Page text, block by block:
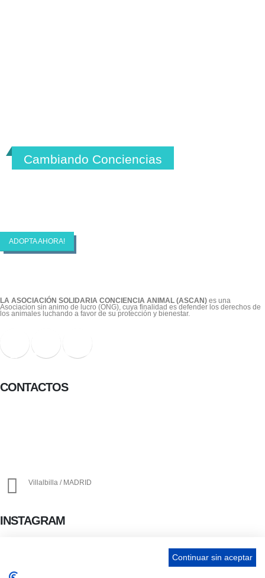
Cambiando Conciencias
ADOPTA AHORA!
LA ASOCIACIÓN SOLIDARIA CONCIENCIA ANIMAL (ASCAN) es una
Asociacion sin animo de lucro (ONG), cuya finalidad es defender los derechos de
los animales luchando a favor de su protección y bienestar.
CONTACTOS
Villalbilla / MADRID
INSTAGRAM
ENLACES
Continuar sin aceptar